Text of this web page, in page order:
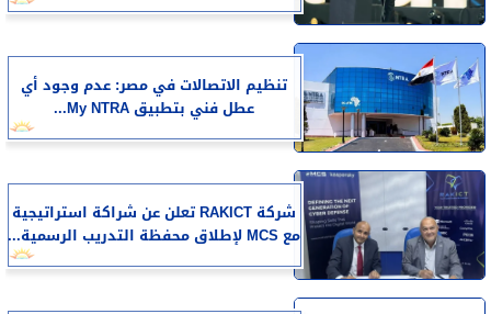
تنظيم الاتصالات في مصر: عدم وجود أي
عطل فني بتطبيق My NTRA...
شركة RAKICT تعلن عن شراكة استراتيجية
مع MCS لإطلاق محفظة التدريب الرسمية...